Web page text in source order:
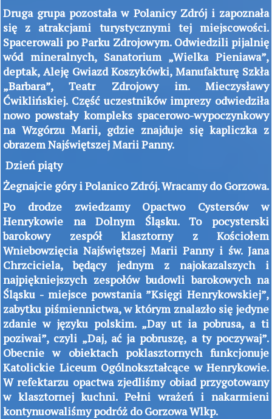
Druga grupa pozostała w Polanicy Zdrój i zapoznała
się z atrakcjami turystycznymi tej miejscowości.
Spacerowali po Parku Zdrojowym. Odwiedzili pijalnię
wód mineralnych, Sanatorium „Wielka Pieniawa”,
deptak, Aleję Gwiazd Koszykówki, Manufakturę Szkła
„Barbara”, Teatr Zdrojowy im. Mieczysławy
Ćwiklińskiej. Część uczestników imprezy odwiedziła
nowo powstały kompleks spacerowo-wypoczynkowy
na Wzgórzu Marii, gdzie znajduje się kapliczka z
obrazemNajświętszej Marii Panny.
Dzień piąty
Żegnajcie góry i Polanico Zdrój. Wracamy do Gorzowa.
Po drodze zwiedzamy Opactwo Cystersów w
Henrykowie na Dolnym Śląsku. To pocysterski
barokowy zespół klasztorny z Kościołem
Wniebowzięcia Najświętszej Marii Panny i św. Jana
Chrzciciela, będący jednym z najokazalszych i
najpiękniejszych zespołów budowli barokowych na
Śląsku - miejsce powstania ”Księgi Henrykowskiej”,
zabytku piśmiennictwa, w którym znalazło się jedyne
zdanie w języku polskim. „Day ut ia pobrusa, a ti
poziwai”, czyli „Daj, ać ja pobruszę, a ty poczywaj”.
Obecnie w obiektach poklasztornych funkcjonuje
Katolickie Liceum Ogólnokształcące w Henrykowie.
W refektarzu opactwa zjedliśmy obiad przygotowany
w klasztornej kuchni. Pełni wrażeń i nakarmieni
kontynuowaliśmy podróż do Gorzowa Wlkp.